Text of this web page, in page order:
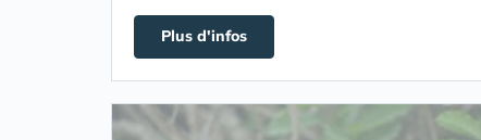
Plus d'infos